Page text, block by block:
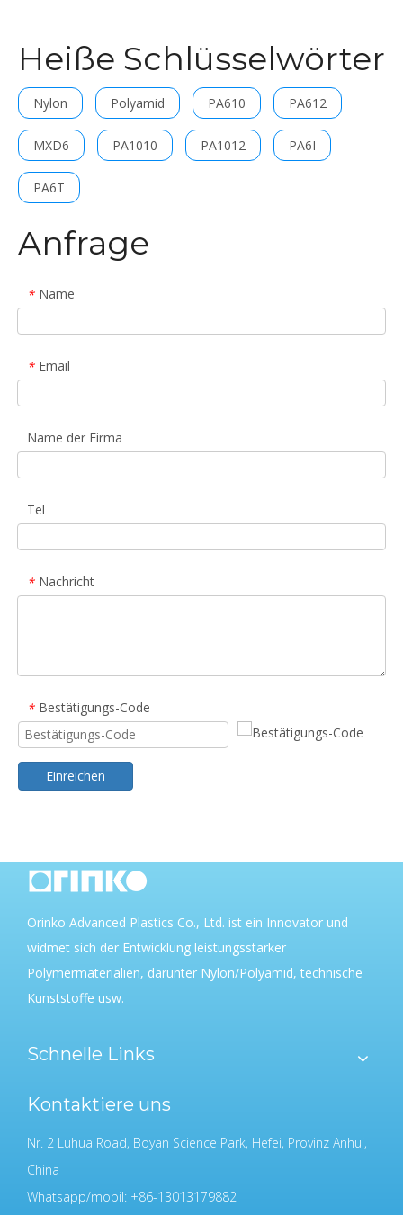
Heiße Schlüsselwörter
Nylon Polyamid PA610 PA612
MXD6 PA1010 PA1012 PA6I
PA6T
Anfrage
* Name
* Email
Name der Firma
Tel
* Nachricht
* Bestätigungs-Code
Einreichen
Orinko Advanced Plastics Co., Ltd. ist ein Innovator und
widmet sich der Entwicklung leistungsstarker
Polymermaterialien, darunter Nylon/Polyamid, technische
Kunststoffe usw.
Schnelle Links
Kontaktiere uns
Nr. 2 Luhua Road, Boyan Science Park, Hefei, Provinz Anhui,
China
Whatsapp/mobil: +86-13013179882